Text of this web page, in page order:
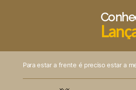
Para estar a frente é preciso estar a